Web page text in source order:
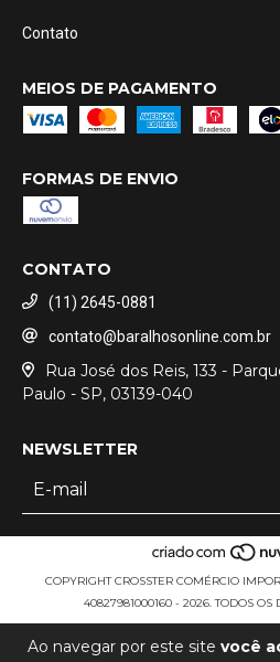
Ao navegar por este site você
Contato
MEIOS DE PAGAMENTO
FORMAS DE ENVIO
CONTATO
(11) 2645-0881
contato@baralhosonline.com.br
Rua José dos Reis, 133 -
Paulo - SP, 03139-040
NEWSLETTER
COPYRIGHT CROSSTER COMÉRCIO
40827981000160 - 2026. TODOS OS